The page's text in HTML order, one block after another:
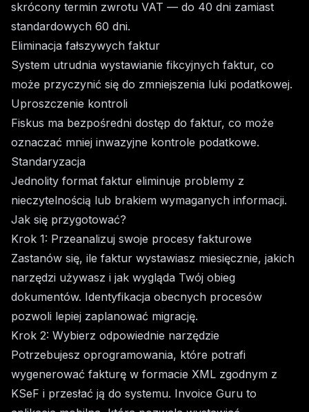
skrócony termin zwrotu VAT — do 40 dni zamiast
standardowych 60 dni.
Eliminacja fałszywych faktur
System utrudnia wystawianie fikcyjnych faktur, co
może przyczynić się do zmniejszenia luki podatkowej.
Uproszczenie kontroli
Fiskus ma bezpośredni dostęp do faktur, co może
oznaczać mniej inwazyjne kontrole podatkowe.
Standaryzacja
Jednolity format faktur eliminuje problemy z
nieczytelnością lub brakiem wymaganych informacji.
Jak się przygotować?
Krok 1: Przeanalizuj swoje procesy fakturowe
Zastanów się, ile faktur wystawiasz miesięcznie, jakich
narzędzi używasz i jak wygląda Twój obieg
dokumentów. Identyfikacja obecnych procesów
pozwoli lepiej zaplanować migrację.
Krok 2: Wybierz odpowiednie narzędzie
Potrzebujesz oprogramowania, które potrafi
wygenerować fakturę w formacie XML zgodnym z
KSeF i przesłać ją do systemu. Invoice Guru to